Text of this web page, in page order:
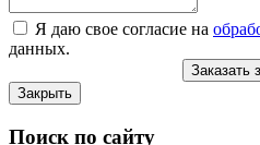
Я даю свое согласие на
данных.
Заказать
Закрыть
Поиск по сайту